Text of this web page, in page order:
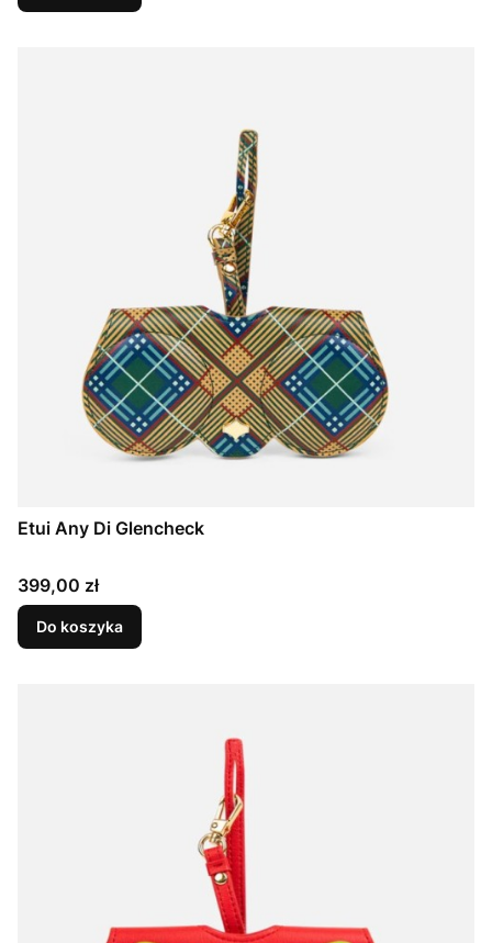
Etui Any Di Glencheck
Cena
399,00 zł
Do koszyka